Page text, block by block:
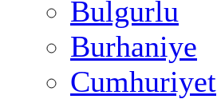
Bulgurlu
Burhaniye
Cumhuriyet